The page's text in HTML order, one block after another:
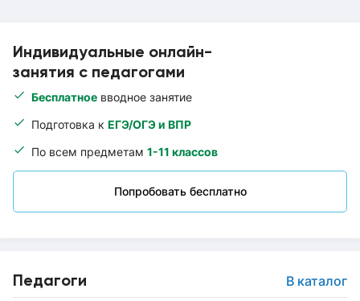
Индивидуальные онлайн-
занятия с педагогами
Бесплатное вводное занятие
Подготовка к ЕГЭ/ОГЭ и ВПР
По всем предметам 1-11 классов
Попробовать бесплатно
Педагоги В каталог